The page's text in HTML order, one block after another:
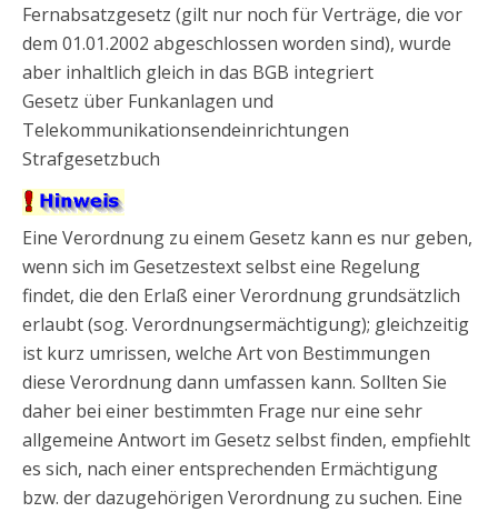
Fernabsatzgesetz (gilt nur noch für Verträge, die vor
dem 01.01.2002 abgeschlossen worden sind), wurde
aber inhaltlich gleich in das BGB integriert
Gesetz über Funkanlagen und
Telekommunikationsendeinrichtungen
Strafgesetzbuch
Eine Verordnung zu einem Gesetz kann es nur geben,
wenn sich im Gesetzestext selbst eine Regelung
findet, die den Erlaß einer Verordnung grundsätzlich
erlaubt (sog. Verordnungsermächtigung); gleichzeitig
ist kurz umrissen, welche Art von Bestimmungen
diese Verordnung dann umfassen kann. Sollten Sie
daher bei einer bestimmten Frage nur eine sehr
allgemeine Antwort im Gesetz selbst finden, empfiehlt
es sich, nach einer entsprechenden Ermächtigung
bzw. der dazugehörigen Verordnung zu suchen. Eine